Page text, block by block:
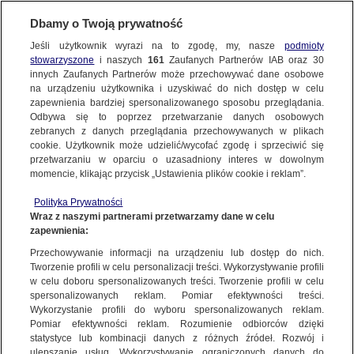
FAKTY | ZOBACZ FAKTY
Sławosz Uznański-Wiśniewski przeprowadzi w kosmosie szereg
eksperymentów, także dla polskich firm
NAJNOWSZE
ZOBACZ FAKTY
FAKTY PO FAKTACH
FAKTY O ŚWIECIE
WIĘCEJ
KANAŁY
Dzień dobry!
Jedno konto do wszystkich usług
Dbamy o Twoją prywatność
Jeśli użytkownik wyrazi na to zgodę, my, nasze podmioty
stowarzyszone i naszych 161Zaufanych Partnerów IAB oraz 30
innych Zaufanych Partnerów może przechowywać dane osobowe
na urządzeniu użytkownika i uzyskiwać do nich dostęp w celu
zapewnienia bardziej spersonalizowanego sposobu przeglądania.
Odbywa się to poprzez przetwarzanie danych osobowych
zebranych z danych przeglądania przechowywanych w plikach
cookie. Użytkownik może udzielić/wycofać zgodę i sprzeciwić się
przetwarzaniu w oparciu o uzasadniony interes w dowolnym
momencie, klikając przycisk „Ustawienia plików cookie i reklam”.
Polityka Prywatności
Wraz z naszymi partnerami przetwarzamy dane w celu
zapewnienia:
Przechowywanie informacji na urządzeniu lub dostęp do nich.
Tworzenie profili w celu personalizacji treści. Wykorzystywanie profili
w celu doboru spersonalizowanych treści. Tworzenie profili w celu
spersonalizowanych reklam. Pomiar efektywności treści.
Wykorzystanie profili do wyboru spersonalizowanych reklam.
Pomiar efektywności reklam. Rozumienie odbiorców dzięki
statystyce lub kombinacji danych z różnych źródeł. Rozwój i